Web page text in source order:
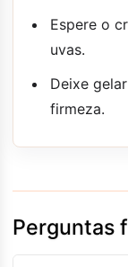
Espere o
uvas.
Deixe
firmeza.
Perguntas